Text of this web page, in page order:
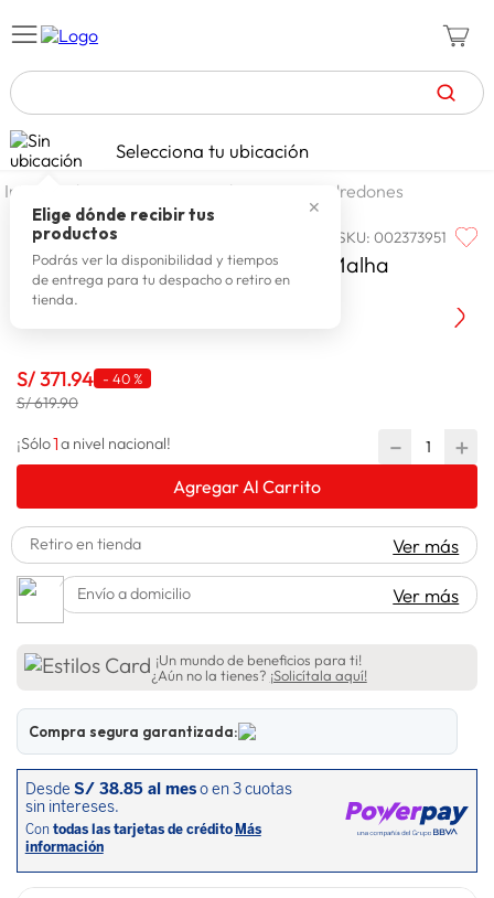
TÉRMINOS MÁS BUSCADOS
1. zapatillas mujer
2. celulares
3. zapatillas hombre
4. moda
6
7. terrex
8. laptop
Selecciona tu ubicación
✕
Elige dónde recibir tus
productos
Podrás ver la disponibilidad y tiempos
de entrega para tu despacho o retiro en
tienda.
dormitorio ropa de cama edredones
ALTENBURG SKU:002373951
Altenburg Edredon Blend Sense Malha
Estamado Floralis 2 Plazas
S/371.94 - 40 %
S/ 619.90
¡Sólo1a nivel nacional! ＋
－
Agregar Al Carrito
Retiro en tienda Ver más
Envío a domicilio Ver más
¡Un mundo de beneficios para ti!
¿Aún no la tienes? ¡Solicítala aquí!
Compra segura garantizada: